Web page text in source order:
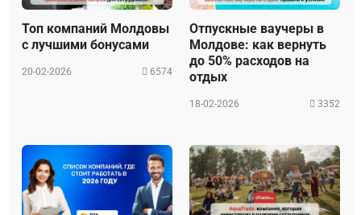
Топ компаний Молдовы
с лучшими бонусами
20-02-2026 6574
Отпускные ваучеры в
Молдове: как вернуть
до 50% расходов на
отдых
18-02-2026 3352